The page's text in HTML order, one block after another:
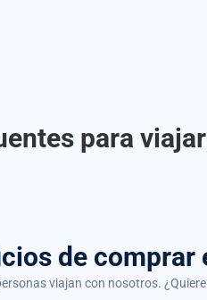
para
de comprar
viajan con nosotros.